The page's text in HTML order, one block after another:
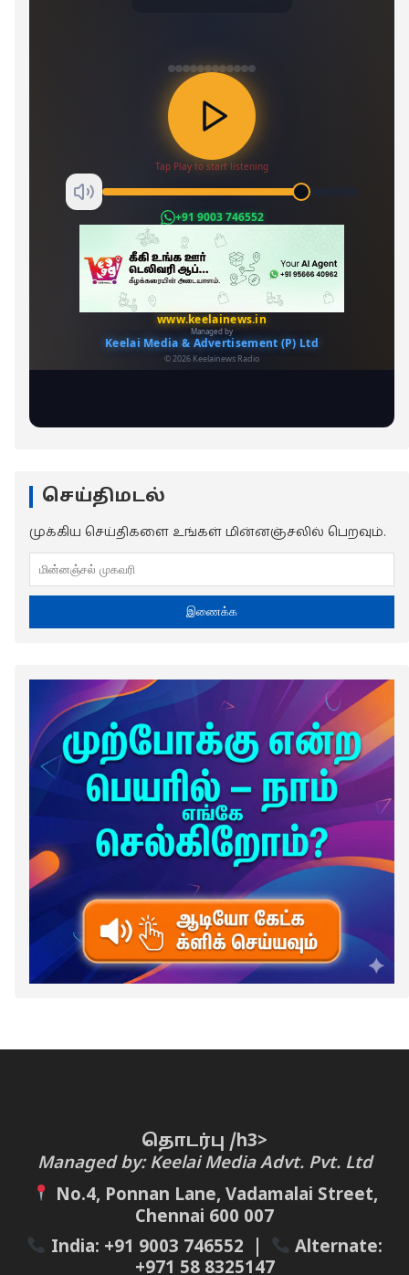
செய்திமடல்
முக்கிய செய்திகளை உங்கள் மின்னஞ்சலில் பெறவும்.
இணைக்க
தொடர்பு /h3>
Managed by: Keelai Media Advt. Pvt. Ltd
No.4, Ponnan Lane, Vadamalai Street,
Chennai 600 007
India: +91 9003 746552
Alternate:
+971 58 8325147